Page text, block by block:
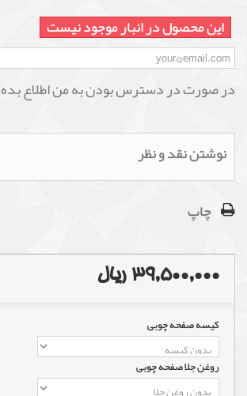
این محصول در انبار موجود نیست
در صورت در دسترس بودن به من اطلاع بده
نوشتن نقد و نظر
چاپ
39,500,000 ریال
کیسه صفحه چوبی
روغن جلا صفحه چوبی